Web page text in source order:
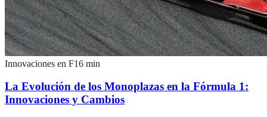
Innovaciones en F16 min
La Evolución de los Monoplazas en la Fórmula 1:
Innovaciones y Cambios